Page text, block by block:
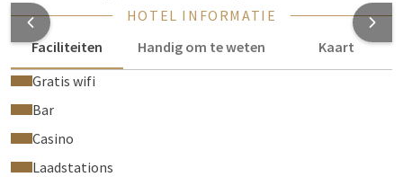
HOTEL INFORMATIE
Faciliteiten
Handig om te weten
Kaart
Gratis wifi
Bar
Casino
Laadstations